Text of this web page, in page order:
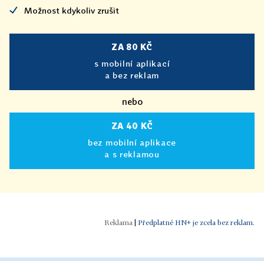
Možnost kdykoliv zrušit
ZA 80 KČ
s mobilní aplikací
a bez reklam
nebo
ZA 40 KČ
bez mobilní aplikace
a s reklamou
Předplatné HN+ je zcela bez reklam.